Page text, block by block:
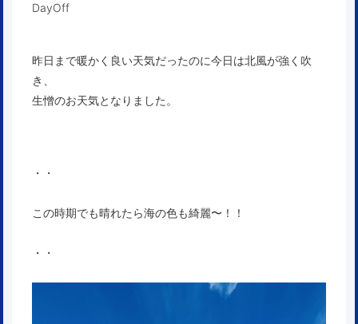
DayOff
昨日まで暖かく良い天気だったのに今日は北風が強く吹
き、
生憎のお天気となりました。
・・
この時期でも晴れたら海の色も綺麗〜！！
・・